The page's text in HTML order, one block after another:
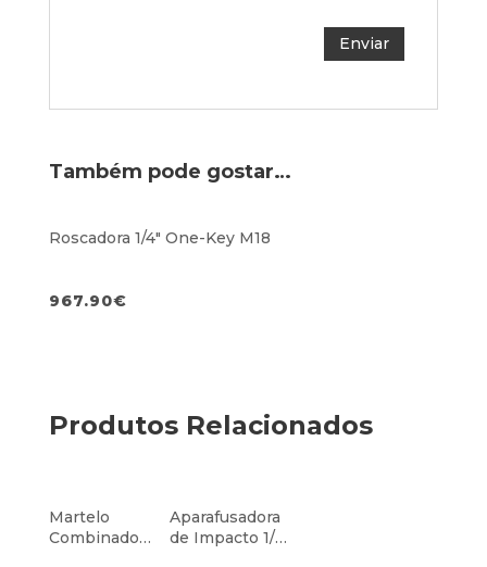
Também pode gostar…
Roscadora 1/4″ One-Key M18
967.90€
Produtos Relacionados
Martelo
Combinado
Aparafusadora
de Impacto 1/4″